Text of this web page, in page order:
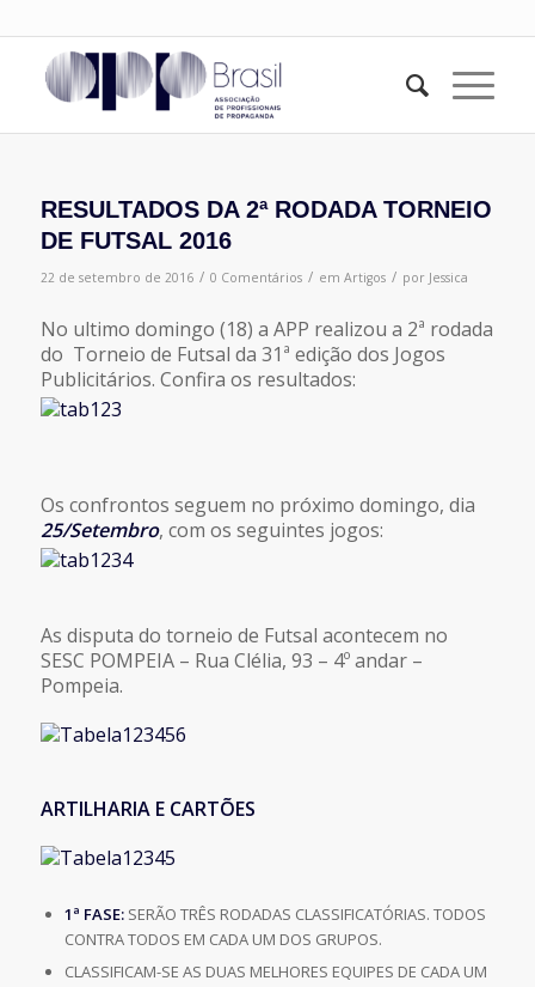
RESULTADOS DA 2ª RODADA TORNEIO
DE FUTSAL 2016
22 de setembro de 2016 / 0 Comentários / em Artigos / por Jessica
No ultimo domingo (18) a APP realizou a 2ª rodada
do Torneio de Futsal da 31ª edição dos Jogos
Publicitários. Confira os resultados:
Os confrontos seguem no próximo domingo, dia
25/Setembro, com os seguintes jogos:
As disputa do torneio de Futsal acontecem no
SESC POMPEIA – Rua Clélia, 93 – 4º andar –
Pompeia.
ARTILHARIA E CARTÕES
1ª FASE:SERÃO TRÊS RODADAS CLASSIFICATÓRIAS. TODOS
CONTRA TODOS EM CADA UM DOS GRUPOS.
CLASSIFICAM-SE AS DUAS MELHORES EQUIPES DE CADA UM